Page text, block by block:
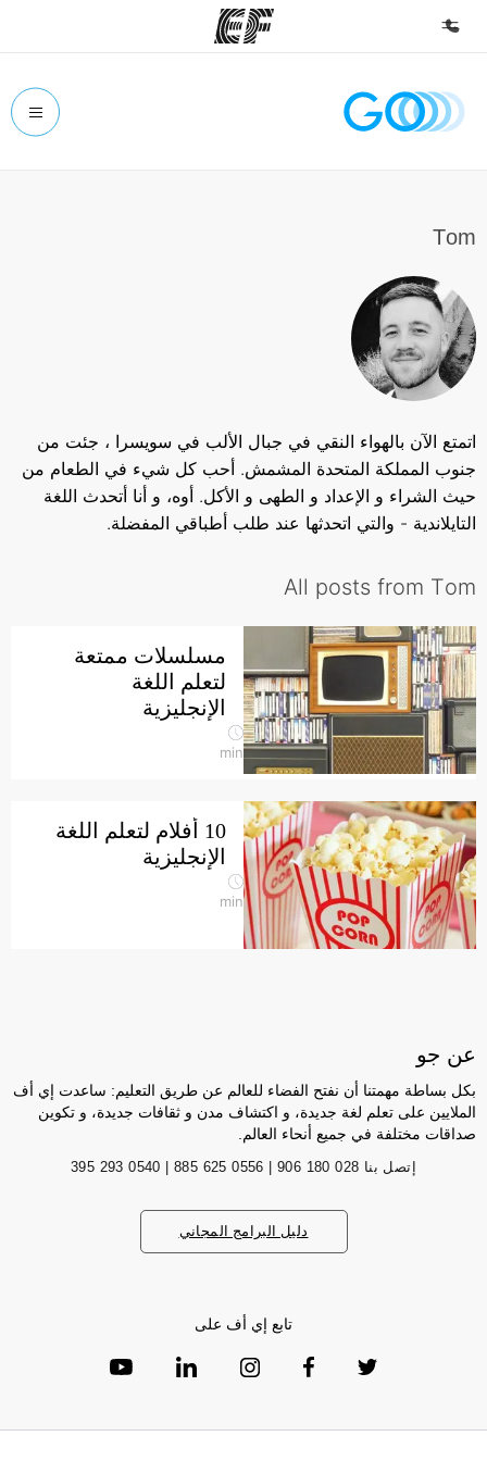
الصفحة الرئيسية
أعثر على مكتب قريب منك
نبذة عنا
من نحن
إنضم إلى الفريق
Тom
اتمتع الآن بالهواء النقي في جبال الألب في سويسرا ، جئت من
جنوب المملكة المتحدة المشمش. أحب كل شيء في الطعام من
حيث الشراء و الإعداد و الطهى و الأكل. أوه، و أنا أتحدث اللغة
التايلاندية - والتي اتحدثها عند طلب أطباقي المفضلة.
All posts from Тom
مسلسلات ممتعة
لتعلم اللغة
الإنجليزية
min
10 أفلام لتعلم اللغة
الإنجليزية
min
عن جو
بكل بساطة مهمتنا أن نفتح الفضاء للعالم عن طريق التعليم: ساعدت إي أف
الملايين على تعلم لغة جديدة، و اكتشاف مدن و ثقافات جديدة، و تكوين
صداقات مختلفة في جميع أنحاء العالم.
إتصل بنا 028 180 906 | 0556 625 885 | 0540 293 395
دليل البرامج المجاني
تابع إي أف على